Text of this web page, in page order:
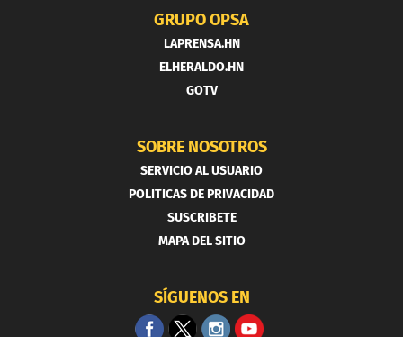
GRUPO OPSA
LAPRENSA.HN
ELHERALDO.HN
GOTV
SOBRE NOSOTROS
SERVICIO AL USUARIO
POLITICAS DE PRIVACIDAD
SUSCRIBETE
MAPA DEL SITIO
SÍGUENOS EN